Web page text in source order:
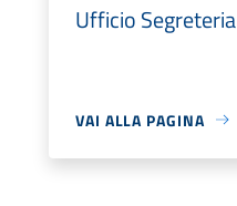
Ufficio Segreteria
VAI ALLA PAGINA